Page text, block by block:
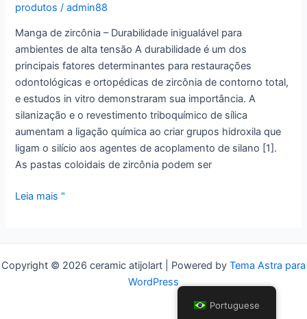
uso
industrial
produtos /admin88
Manga de zircônia – Durabilidade inigualável para
ambientes de alta tensão A durabilidade é um dos
principais fatores determinantes para restaurações
odontológicas e ortopédicas de zircônia de contorno total,
e estudos in vitro demonstraram sua importância. A
silanização e o revestimento triboquímico de sílica
aumentam a ligação química ao criar grupos hidroxila que
ligam o silício aos agentes de acoplamento de silano [1].
As pastas coloidais de zircônia podem ser
Manga
durabilidade
incomparável
Leia mais "
Copyright © 2026 ceramic atijolart | Powered by Tema Astra para
WordPress
Portuguese